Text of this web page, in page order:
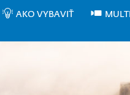
AKO VYBAVIŤ